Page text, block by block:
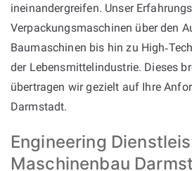
ineinandergreifen. Unser
Verpackungsmaschinen über den
Baumaschinen bis hin zu
der Lebensmittelindustrie. Dieses
übertragen wir gezielt auf Ihre
Darmstadt.
Engineering
Maschinenbau